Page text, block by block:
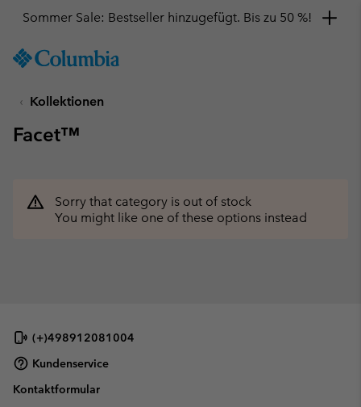
TO
SKIP
MAIN
TO
SEARCH
Sommer Sale: Bestseller hinzugefügt. Bis zu 50 %!
Kollektionen
Facet™
Sorry that category is out of stock
You might like one of these options instead
(+)498912081004
Kundenservice
Kontaktformular